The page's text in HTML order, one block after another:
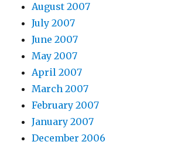
August 2007
July 2007
June 2007
May 2007
April 2007
March 2007
February 2007
January 2007
December 2006